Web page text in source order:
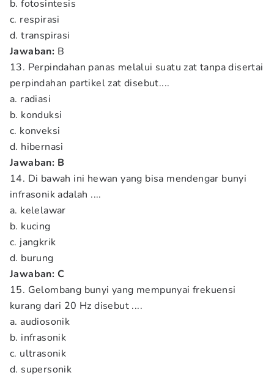
b. fotosintesis
c. respirasi
d. transpirasi
Jawaban: B
13. Perpindahan panas melalui suatu zat tanpa disertai
perpindahan partikel zat disebut....
a. radiasi
b. konduksi
c. konveksi
d. hibernasi
Jawaban: B
14. Di bawah ini hewan yang bisa mendengar bunyi
infrasonik adalah ....
a. kelelawar
b. kucing
c. jangkrik
d. burung
Jawaban: C
15. Gelombang bunyi yang mempunyai frekuensi
kurang dari 20 Hz disebut ....
a. audiosonik
b. infrasonik
c. ultrasonik
d. supersonik